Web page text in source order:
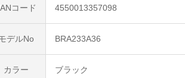
コード 4550013357098
デルNo BRA233A36
カラー ブラック